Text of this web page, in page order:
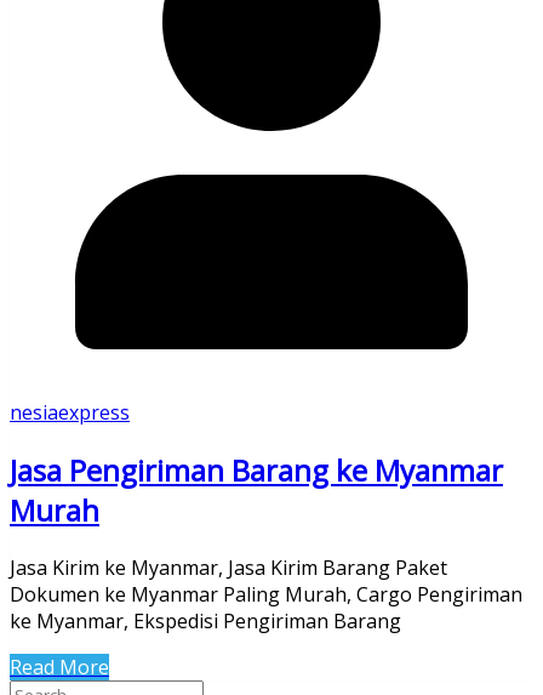
nesiaexpress
Jasa Pengiriman Barang ke Myanmar
Murah
Jasa Kirim ke Myanmar, Jasa Kirim Barang Paket
Dokumen ke Myanmar Paling Murah, Cargo Pengiriman
ke Myanmar, Ekspedisi Pengiriman Barang
Read More